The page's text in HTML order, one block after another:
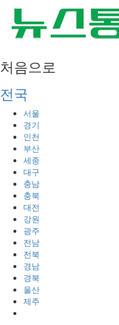
처음으로
전국
서울
경기
인천
부산
세종
대구
충남
충북
대전
강원
광주
전남
전북
경남
경북
울산
제주